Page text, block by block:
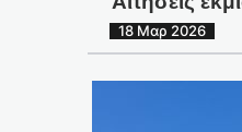
18 Μαρ 2026